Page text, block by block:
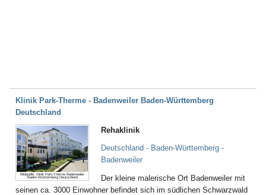
Klinik Park-Therme - Badenweiler Baden-Württemberg
Deutschland
Bildquelle: Klinik Park-Therme Badenweiler
Baden-Württemberg Deutschland
Rehaklinik
Deutschland - Baden-Württemberg -
Badenweiler
Der kleine malerische Ort Badenweiler mit
seinen ca. 3000 Einwohner befindet sich im südlichen Schwarzwald